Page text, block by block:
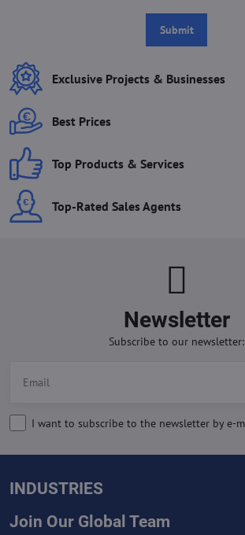
Submit
Exclusive Projects & Businesses
Best Prices
Top Products & Services
Top-Rated Sales Agents
Newsletter
Subscribe to our newsletter:
I want to subscribe to the newsletter by e-
INDUSTRIES
Join Our Global Team